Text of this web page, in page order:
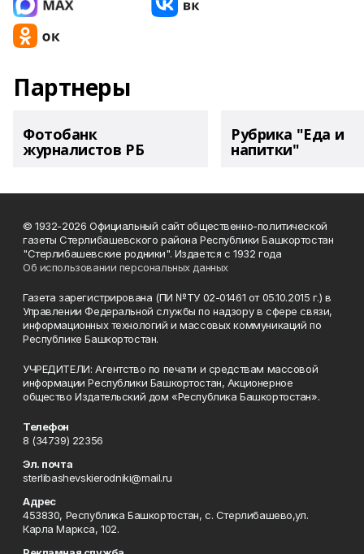
Партнеры
Фотобанк
журналистов РБ
Рубрика "Еда и
напитки"
© 1932-2026 Официальный сайт общественно-политической
газеты Стерлибашевского района Республики Башкортостан
"Стерлибашевские родники". Издается с 1932 года
Об использовании персональных данных
Газета зарегистрирована (ПИ №ТУ 02-01461 от 05.10.2015 г.) в
Управлении Федеральной службы по надзору в сфере связи,
информационных технологий и массовых коммуникаций по
Республике Башкортостан.
УЧРЕДИТЕЛИ: Агентство по печати и средствам массовой
информации Республики Башкортостан, Акционерное
общество Издательский дом «Республика Башкортостан».
Телефон
8 (34739) 22356
Эл. почта
sterlibashevskierodniki@mail.ru
Адрес
453830, Республика Башкортостан, c. Стерлибашево,ул.
Карла Маркса, 102.